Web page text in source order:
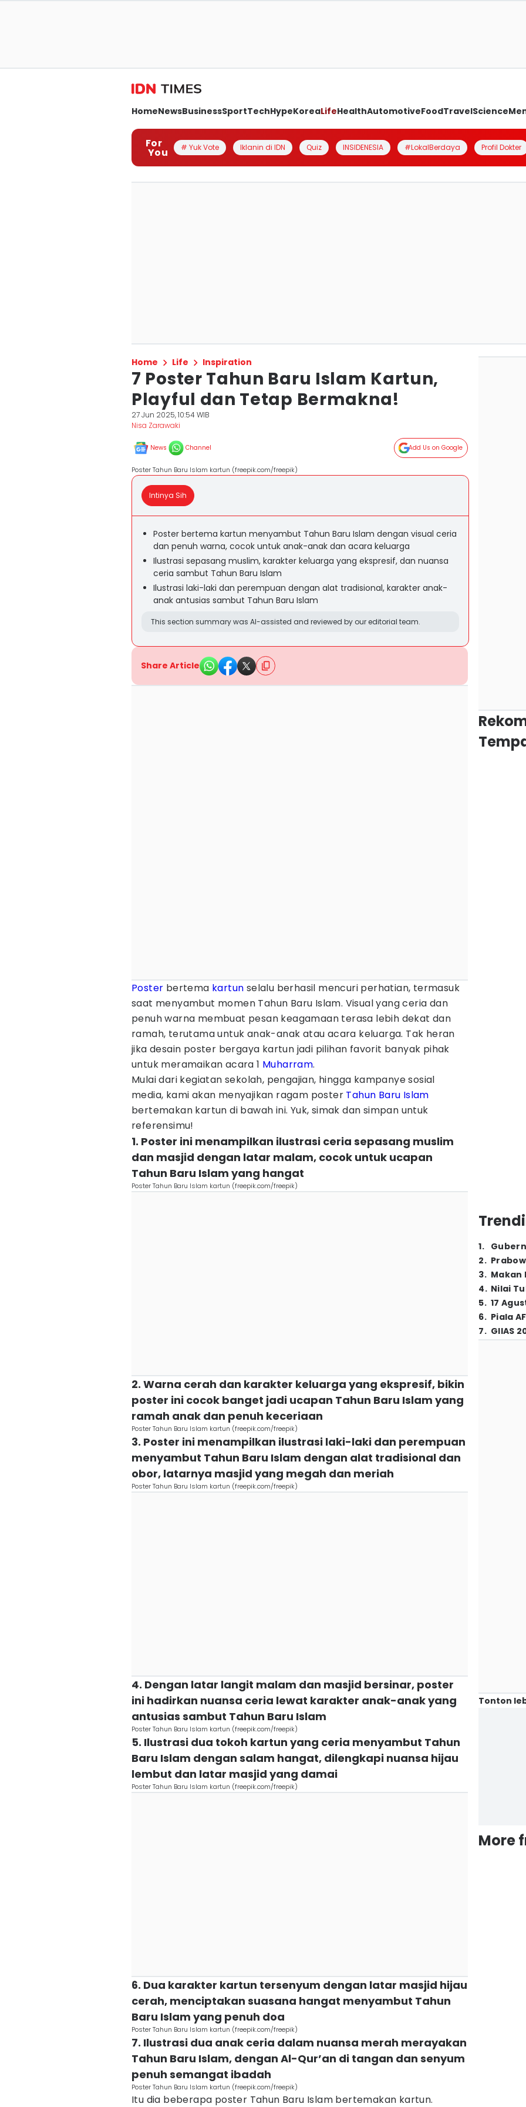
HomeNewsBusinessSportTechHypeKoreaLifeHealthAutomotiveFoodTravelScience
For
You # Yuk Vote Iklanin di IDN Quiz INSIDENESIA #LokalBerdaya Profil Dokter
Home Life Inspiration
7 Poster Tahun Baru Islam Kartun,
Playful dan Tetap Bermakna!
27 Jun 2025, 10:54 WIB
Nisa Zarawaki
News Channel Add Us on Google
Poster Tahun Baru Islam kartun (freepik.com/freepik)
Intinya Sih
Poster bertema kartun menyambut Tahun Baru Islam dengan visual ceria
dan penuh warna, cocok untuk anak-anak dan acara keluarga
Ilustrasi sepasang muslim, karakter keluarga yang ekspresif, dan nuansa
ceria sambut Tahun Baru Islam
Ilustrasi laki-laki dan perempuan dengan alat tradisional, karakter anak-
anak antusias sambut Tahun Baru Islam
This section summary was AI-assisted and reviewed by our editorial team.
Share Article
Poster bertema kartun selalu berhasil mencuri perhatian, termasuk
saat menyambut momen Tahun Baru Islam. Visual yang ceria dan
penuh warna membuat pesan keagamaan terasa lebih dekat dan
ramah, terutama untuk anak-anak atau acara keluarga. Tak heran
jika desain poster bergaya kartun jadi pilihan favorit banyak pihak
untuk meramaikan acara 1 Muharram.
Mulai dari kegiatan sekolah, pengajian, hingga kampanye sosial
media, kami akan menyajikan ragam poster Tahun Baru Islam
bertemakan kartun di bawah ini. Yuk, simak dan simpan untuk
referensimu!
1. Poster ini menampilkan ilustrasi ceria sepasang muslim
dan masjid dengan latar malam, cocok untuk ucapan
Tahun Baru Islam yang hangat
Poster Tahun Baru Islam kartun (freepik.com/freepik)
2. Warna cerah dan karakter keluarga yang ekspresif, bikin
poster ini cocok banget jadi ucapan Tahun Baru Islam yang
ramah anak dan penuh keceriaan
Poster Tahun Baru Islam kartun (freepik.com/freepik)
3. Poster ini menampilkan ilustrasi laki-laki dan perempuan
menyambut Tahun Baru Islam dengan alat tradisional dan
obor, latarnya masjid yang megah dan meriah
Poster Tahun Baru Islam kartun (freepik.com/freepik)
4. Dengan latar langit malam dan masjid bersinar, poster
ini hadirkan nuansa ceria lewat karakter anak-anak yang
antusias sambut Tahun Baru Islam
Poster Tahun Baru Islam kartun (freepik.com/freepik)
5. Ilustrasi dua tokoh kartun yang ceria menyambut Tahun
Baru Islam dengan salam hangat, dilengkapi nuansa hijau
lembut dan latar masjid yang damai
Poster Tahun Baru Islam kartun (freepik.com/freepik)
6. Dua karakter kartun tersenyum dengan latar masjid hijau
cerah, menciptakan suasana hangat menyambut Tahun
Baru Islam yang penuh doa
Poster Tahun Baru Islam kartun (freepik.com/freepik)
7. Ilustrasi dua anak ceria dalam nuansa merah merayakan
Tahun Baru Islam, dengan Al-Qur’an di tangan dan senyum
penuh semangat ibadah
Poster Tahun Baru Islam kartun (freepik.com/freepik)
Itu dia beberapa poster Tahun Baru Islam bertemakan kartun.
1.
2.
3. Makan
4. Nilai
5. 17
6. Piala
7. GIIAS
Tonton
More